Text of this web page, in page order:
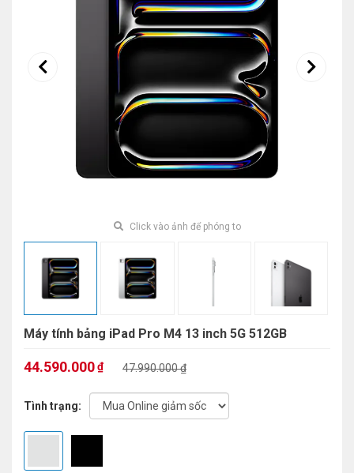
Click vào ảnh để phóng to
Máy tính bảng iPad Pro M4 13 inch 5G 512GB
44.590.000₫ 47.990.000 ₫
Tình trạng: